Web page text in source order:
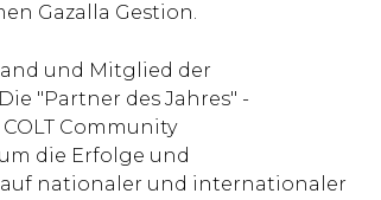
Gazalla Gestion.
und Mitglied der
"Partner des Jahres" -
Community
die Erfolge und
nationaler und internationaler